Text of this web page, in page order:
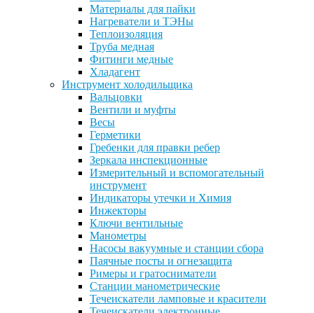
Материалы для пайки
Нагреватели и ТЭНы
Теплоизоляция
Труба медная
Фитинги медные
Хладагент
Инструмент холодильщика
Вальцовки
Вентили и муфты
Весы
Герметики
Гребенки для правки ребер
Зеркала инспекционные
Измерительный и вспомогательный
инструмент
Индикаторы утечки и Химия
Инжекторы
Ключи вентильные
Манометры
Насосы вакуумные и станции сбора
Паячные посты и огнезащита
Римеры и гратосниматели
Станции манометрические
Течеискатели ламповые и красители